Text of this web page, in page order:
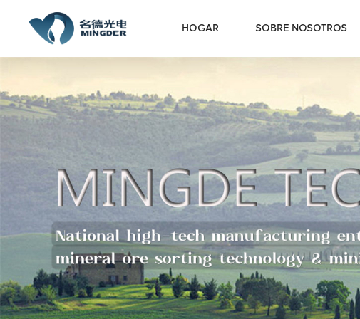
HOGAR SOBRE NOSOTROS